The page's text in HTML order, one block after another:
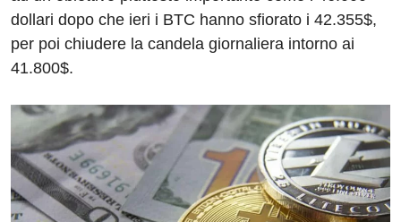
dollari dopo che ieri i BTC hanno sfiorato i 42.355$,
per poi chiudere la candela giornaliera intorno ai
41.800$.